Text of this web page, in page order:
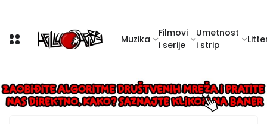
Muzika
Filmovi
i serije
Umetnost
i strip